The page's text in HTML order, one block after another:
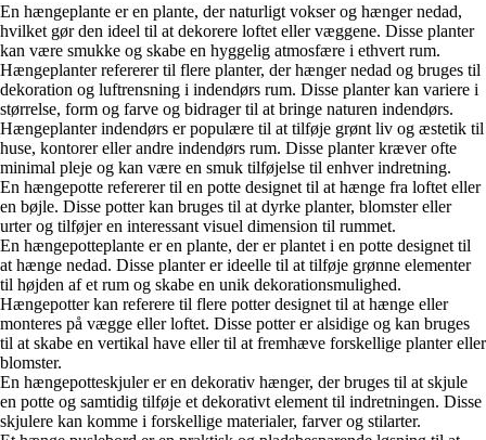
En hængeplante er en plante, der naturligt vokser og hænger nedad,
hvilket gør den ideel til at dekorere loftet eller væggene. Disse planter
kan være smukke og skabe en hyggelig atmosfære i ethvert rum.
Hængeplanter refererer til flere planter, der hænger nedad og bruges til
dekoration og luftrensning i indendørs rum. Disse planter kan variere i
størrelse, form og farve og bidrager til at bringe naturen indendørs.
Hængeplanter indendørs er populære til at tilføje grønt liv og æstetik til
huse, kontorer eller andre indendørs rum. Disse planter kræver ofte
minimal pleje og kan være en smuk tilføjelse til enhver indretning.
En hængepotte refererer til en potte designet til at hænge fra loftet eller
en bøjle. Disse potter kan bruges til at dyrke planter, blomster eller
urter og tilføjer en interessant visuel dimension til rummet.
En hængepotteplante er en plante, der er plantet i en potte designet til
at hænge nedad. Disse planter er ideelle til at tilføje grønne elementer
til højden af et rum og skabe en unik dekorationsmulighed.
Hængepotter kan referere til flere potter designet til at hænge eller
monteres på vægge eller loftet. Disse potter er alsidige og kan bruges
til at skabe en vertikal have eller til at fremhæve forskellige planter eller
blomster.
En hængepotteskjuler er en dekorativ hænger, der bruges til at skjule
en potte og samtidig tilføje et dekorativt element til indretningen. Disse
skjulere kan komme i forskellige materialer, farver og stilarter.